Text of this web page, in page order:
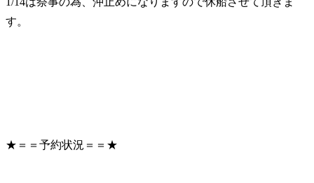
す。
★＝＝予約状況＝＝★